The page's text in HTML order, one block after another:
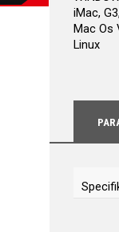
iMac,
Mac Os
Linux